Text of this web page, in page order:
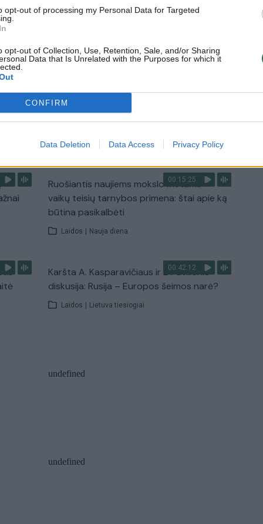
opt-out of processing my Personal Data for Targeted
opt-out of Collection, Use, Retention, Sale, and/or Sharing
Data that Is Unrelated with the Purposes for which it
CONFIRM
Data Deletion Data Access Privacy Policy
Nyderlanduose apgynė čempionų vardą
Visi įrašai
00:15:25
Ruošiantis naujiems mokslo metams –
vaikų teisių tarnybos primena: štai apie ką
būtina pasikalbėti
Laidos | Nauja diena
00:42:12
Karšta A. Kasparavičiaus ir Ž Pavilionio
diskusija: Rusija – Europos šeimos narė?
Laidos | Lietuva tiesiogiai